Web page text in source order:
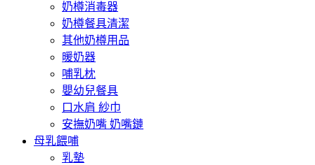
奶樽消毒器
奶樽餐具清潔
其他奶樽用品
暖奶器
哺乳枕
嬰幼兒餐具
口水肩 紗巾
安撫奶嘴 奶嘴鏈
母乳餵哺
乳墊